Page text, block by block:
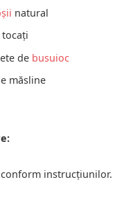
natural
tocați
de busuioc
măsline
instrucțiunilor.